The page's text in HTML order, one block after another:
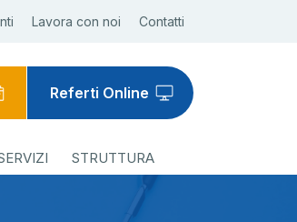
Lavora con noi Contatti
Referti Online
STRUTTURA